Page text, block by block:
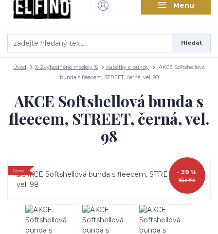
Menu
Hledat
Úvod % Zvýhodněné modely % Kabátky a bundy
AKCE Softshellová
bunda s fleecem, STREET, černá, vel. 98
AKCE Softshellová bunda s
fleecem, STREET, černá, vel.
98
Akce
825 Kč
- 39 %